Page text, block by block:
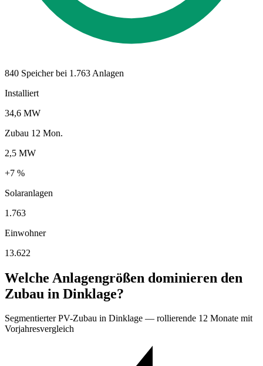
840 Speicher bei 1.763 Anlagen
Installiert
34,6 MW
Zubau 12 Mon.
2,5 MW
+7 %
Solaranlagen
1.763
Einwohner
13.622
Welche Anlagengrößen dominieren den
Zubau in Dinklage?
Segmentierter PV-Zubau in Dinklage — rollierende 12 Monate mit
Vorjahresvergleich